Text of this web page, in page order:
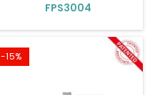
FPS3004
-15%